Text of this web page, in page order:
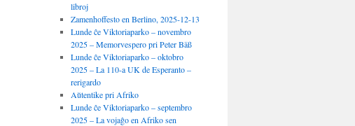
libroj
Zamenhoffesto en Berlino, 2025-12-13
Lunde ĉe Viktoriaparko – novembro
2025 – Memorvespero pri Peter Bäß
Lunde ĉe Viktoriaparko – oktobro
2025 – La 110-a UK de Esperanto –
rerigardo
Aŭtentike pri Afriko
Lunde ĉe Viktoriaparko – septembro
2025 – La vojaĝo en Afriko sen